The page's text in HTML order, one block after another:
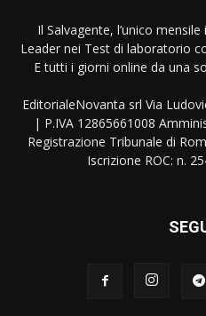
Il Salvagente, l’unico
Leader nei Test di laboratorio
E tutti i giorni online da una
EditorialeNovanta srl Via
| P.IVA 12865661008
Registrazione Tribunale di
Iscrizione ROC: n.